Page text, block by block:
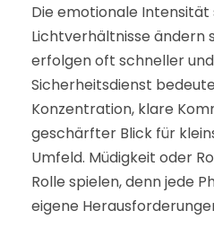
Die emotionale Intensität
Lichtverhältnisse ändern
erfolgen oft schneller
Sicherheitsdienst
Konzentration, klare
geschärfter Blick für
Umfeld. Müdigkeit oder
Rolle spielen, denn jede
eigene